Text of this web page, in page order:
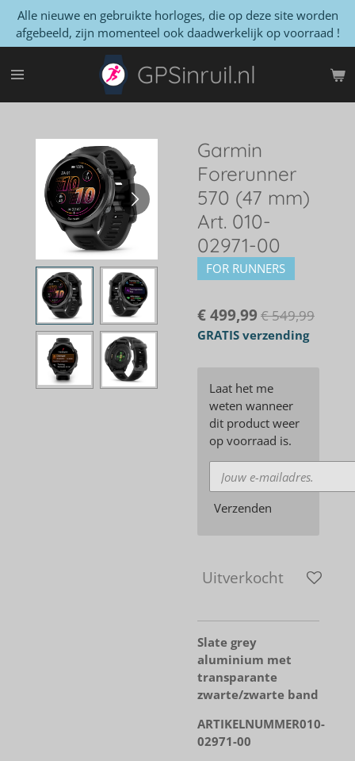
Ga
direct
naar
de
GPSinruil.nl
Alle nieuwe en gebruikte horloges, die op deze site worden
afgebeeld, zijn momenteel ook daadwerkelijk op voorraad !
Garmin
Forerunner
570 (47 mm)
Art. 010-
02971-00
FOR RUNNERS
€ 499,99 € 549,99
GRATIS verzending
Laat het me
weten wanneer
dit product weer
op voorraad is.
Verzenden
Uitverkocht
Slate grey
aluminium met
transparante
zwarte/zwarte band
ARTIKELNUMMER010-
02971-00